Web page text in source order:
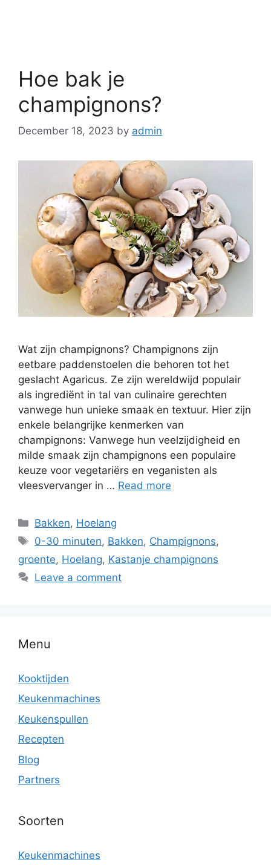
Hoe bak je
champignons?
December 18, 2023 by admin
Wat zijn champignons? Champignons zijn
eetbare paddenstoelen die behoren tot het
geslacht Agaricus. Ze zijn wereldwijd populair
als ingrediënt in tal van culinaire gerechten
vanwege hun unieke smaak en textuur. Hier zijn
enkele belangrijke kenmerken van
champignons: Vanwege hun veelzijdigheid en
milde smaak zijn champignons een populaire
keuze voor vegetariërs en veganisten als
vleesvervanger in … Read more
Bakken, Hoelang
0-30 minuten, Bakken, Champignons,
groente, Hoelang, Kastanje champignons
Leave a comment
Menu
Kooktijden
Keukenmachines
Keukenspullen
Recepten
Blog
Partners
Soorten
Keukenmachines